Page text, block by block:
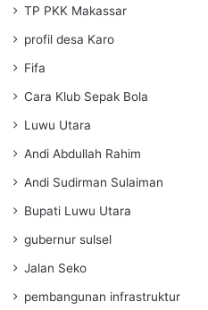
TP PKK Makassar
profil desa Karo
Fifa
Cara Klub Sepak Bola
Luwu Utara
Andi Abdullah Rahim
Andi Sudirman Sulaiman
Bupati Luwu Utara
gubernur sulsel
Jalan Seko
pembangunan infrastruktur